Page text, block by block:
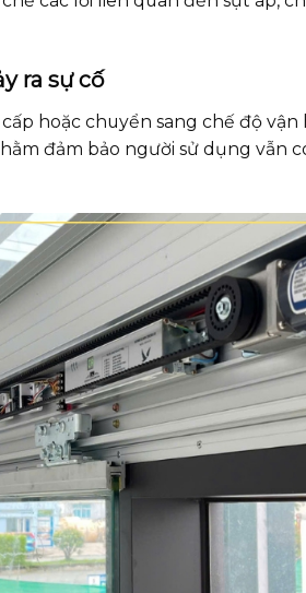
ra sự cố
hoặc chuyển sang chế độ vận
đảm bảo người sử dụng vẫn